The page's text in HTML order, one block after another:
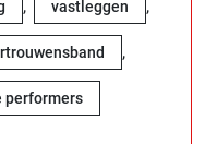
, vastleggen ,
,
performers